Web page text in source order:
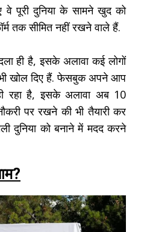
पूरी दुनिया के सामने खुद को
तक सीमित नहीं रखने वाले हैं.
ही है, इसके अलावा कई लोगों
खोल दिए हैं. फेसबुक अपने आप
ही रहा है, इसके अलावा अब 10
पर रखने की भी तैयारी कर
दुनिया को बनाने में मदद करने